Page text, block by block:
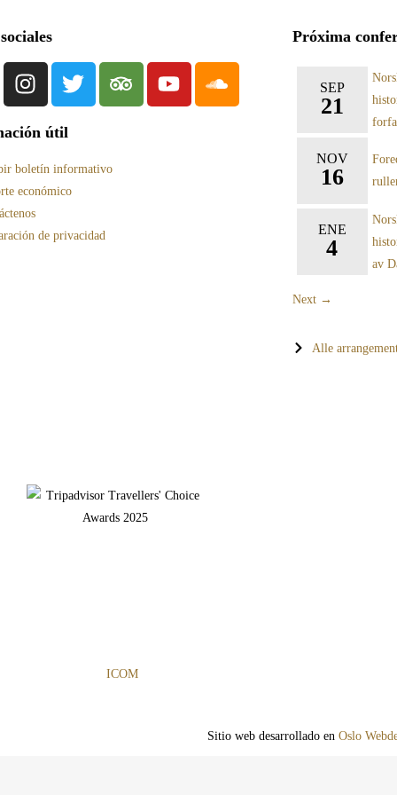
útil
boletín informativo
económico
de privacidad
Próxima
SEP
21
NOV
16
ENE
4
av
Next →
Alle
Sitio web desarrollado en Oslo